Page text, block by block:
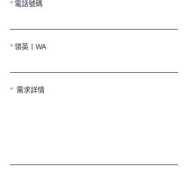
電話號碼
領英丨WA
需求詳情